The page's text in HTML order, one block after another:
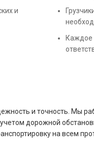
и
Каждое
и точность. Мы
дорожной
на всем